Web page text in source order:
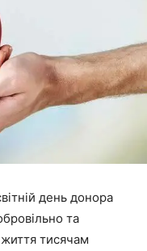
день донора
та
тисячам